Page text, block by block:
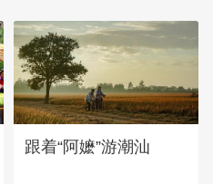
跟着“阿嬷”游潮汕